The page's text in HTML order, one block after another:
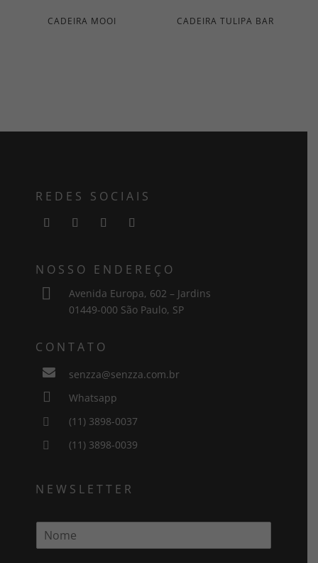
CADEIRA MOOI CADEIRA TULIPA BAR
REDES SOCIAIS
NOSSO ENDEREÇO

Avenida Europa, 602 – Jardins
01449-000 São Paulo, SP
CONTATO
 senzza@senzza.com.br
 Whatsapp
 (11) 3898-0037
 (11) 3898-0039
NEWSLETTER